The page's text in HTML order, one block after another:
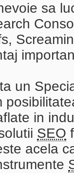
sa
un
in
SEO
acela